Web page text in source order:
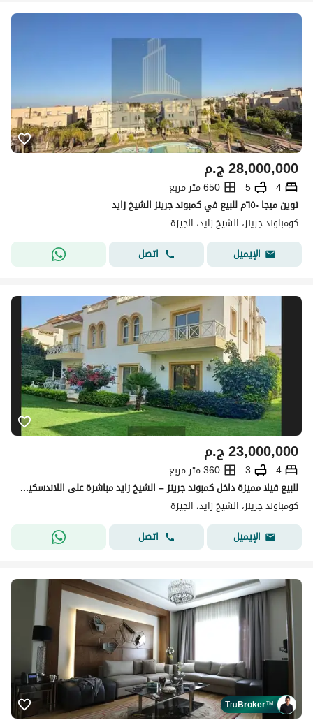
ج.م28,000,000
4
5
650 متر مربع
توين ميجا ٦٥٠م للبيع في كمبوند جرينز الشيخ زايد
كومباوند جرينز، الشيخ زايد، الجيزة
الإيميل
اتصل
ج.م23,000,000
4
3
360 متر مربع
للبيع فيلا مميزة داخل كمبوند جرينز – الشيخ زايد مباشرة على اللاندسكيب والبحيرة، وتشطيب مجدد بالكامل بأعلى مستوى من الفخامة. ؤ
كومباوند جرينز، الشيخ زايد، الجيزة
الإيميل
اتصل
TruBroker™